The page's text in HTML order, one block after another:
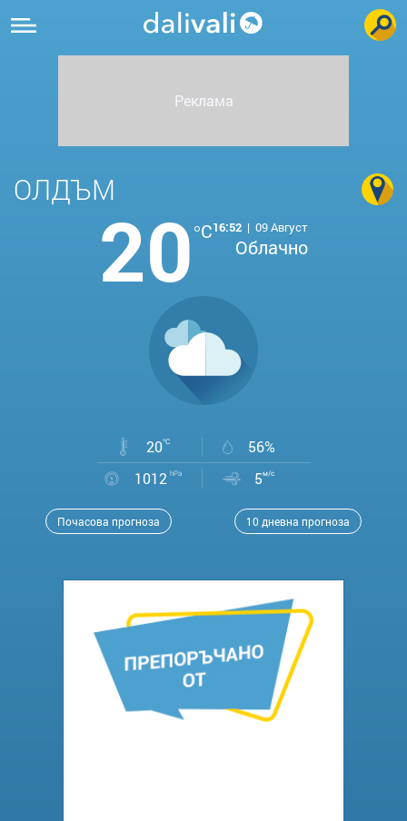
ОЛДЪМ
20°C16:52 | 09 Август
Облачно
20°C
56%
1012 hPa 5м/с
Почасова прогноза 10 дневна прогноза